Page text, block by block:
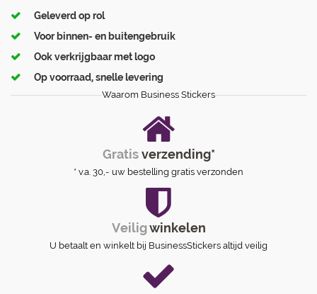
Geleverd op rol
Voor binnen- en buitengebruik
Ook verkrijgbaar met logo
Op voorraad, snelle levering
Waarom Business Stickers
Gratisverzending*
* v.a. 30,- uw bestelling gratis verzonden
Veiligwinkelen
U betaalt en winkelt bij BusinessStickers altijd veilig